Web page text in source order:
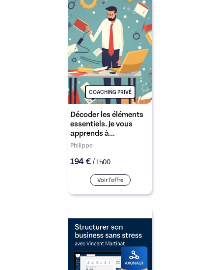
COACHING PRIVÉ
Décoder les éléments
essentiels. Je vous
apprends à
comprendre
facilement vos
documents
des insights pour votre
Philippe
194 € /1h00
Voir l'offre